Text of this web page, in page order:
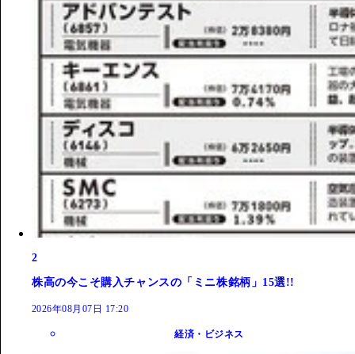
2
株高の今こそ購入チャンスの「ミニ株銘柄」15選!!
2026年08月07日 17:20
経済・ビジネス